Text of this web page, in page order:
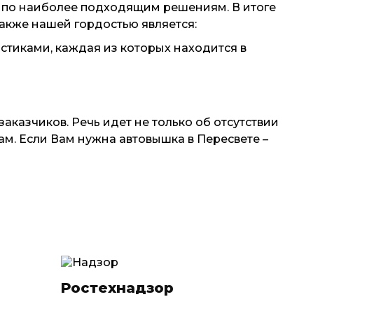
наиболее подходящим решениям. В итоге
нашей гордостью является:
каждая из которых находится в
Речь идет не только об отсутствии
Если Вам нужна автовышка в Пересвете –
Ростехнадзор